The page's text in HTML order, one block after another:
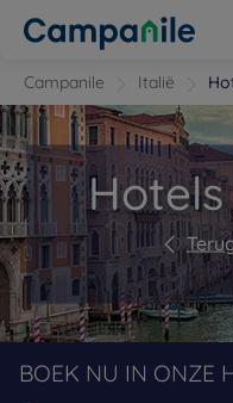
Campanile Italië
BOEK NU IN ONZE